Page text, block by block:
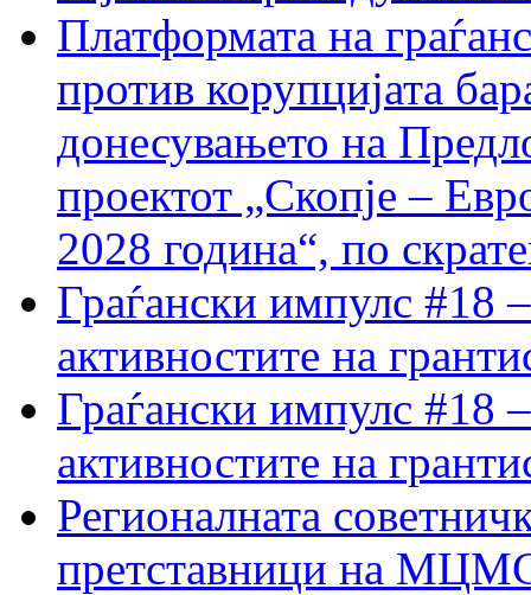
Платформата на
против корупцијата
донесувањето на
проектот „Скопје –
2028 година“, по
Граѓански импулс #18
активностите на
Граѓански импулс #18
активностите на
Регионалната
претставници на МЦМС